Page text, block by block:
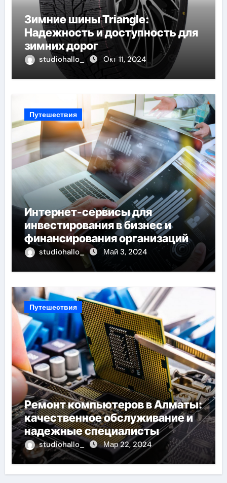
Зимние шины Triangle:
Надежность и доступность для
зимних дорог
studiohallo_ Окт 11, 2024
Путешествия
Интернет-сервисы для
инвестирования в бизнес и
финансирования организаций
studiohallo_ Май 3, 2024
Путешествия
Ремонт компьютеров в Алматы:
качественное обслуживание и
надежные специалисты
studiohallo_ Мар 22, 2024